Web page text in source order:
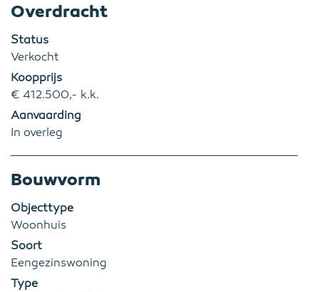
Overdracht
Status
Verkocht
Koopprijs
€ 412.500,- k.k.
Aanvaarding
In overleg
Bouwvorm
Objecttype
Woonhuis
Soort
Eengezinswoning
Type